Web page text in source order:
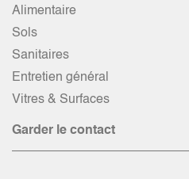
Alimentaire
Sols
Sanitaires
Entretien général
Vitres & Surfaces
Garder le contact